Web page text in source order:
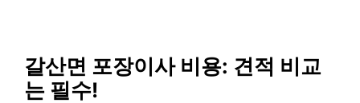
갈산면 포장이사 비용: 견적 비교
는 필수!